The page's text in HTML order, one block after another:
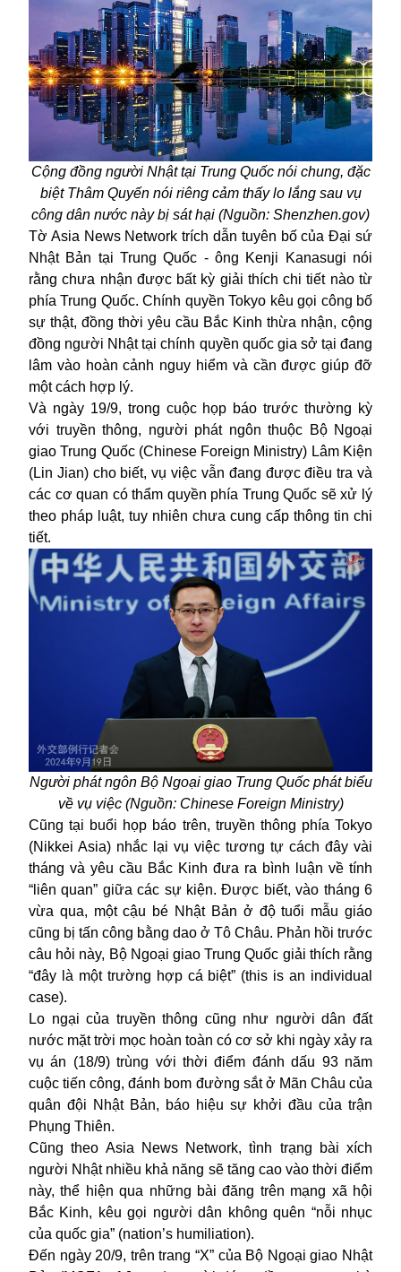
Cộng đồng người Nhật tại Trung Quốc nói chung, đặc
biệt Thâm Quyến nói riêng cảm thấy lo lắng sau vụ
công dân nước này bị sát hại (Nguồn: Shenzhen.gov)
Tờ Asia News Network trích dẫn tuyên bố của Đại sứ
Nhật Bản tại Trung Quốc - ông Kenji Kanasugi nói
rằng chưa nhận được bất kỳ giải thích chi tiết nào từ
phía Trung Quốc. Chính quyền Tokyo kêu gọi công bố
sự thật, đồng thời yêu cầu Bắc Kinh thừa nhận, cộng
đồng người Nhật tại chính quyền quốc gia sở tại đang
lâm vào hoàn cảnh nguy hiểm và cần được giúp đỡ
một cách hợp lý.
Và ngày 19/9, trong cuộc họp báo trước thường kỳ
với truyền thông, người phát ngôn thuộc Bộ Ngoại
giao Trung Quốc (Chinese Foreign Ministry) Lâm Kiện
(Lin Jian) cho biết, vụ việc vẫn đang được điều tra và
các cơ quan có thẩm quyền phía Trung Quốc sẽ xử lý
theo pháp luật, tuy nhiên chưa cung cấp thông tin chi
tiết.
Người phát ngôn Bộ Ngoại giao Trung Quốc phát biểu
về vụ việc (Nguồn: Chinese Foreign Ministry)
Cũng tại buổi họp báo trên, truyền thông phía Tokyo
(Nikkei Asia) nhắc lại vụ việc tương tự cách đây vài
tháng và yêu cầu Bắc Kinh đưa ra bình luận về tính
“liên quan” giữa các sự kiện. Được biết, vào tháng 6
vừa qua, một cậu bé Nhật Bản ở độ tuổi mẫu giáo
cũng bị tấn công bằng dao ở Tô Châu. Phản hồi trước
câu hỏi này, Bộ Ngoại giao Trung Quốc giải thích rằng
“đây là một trường hợp cá biệt” (this is an individual
case).
Lo ngại của truyền thông cũng như người dân đất
nước mặt trời mọc hoàn toàn có cơ sở khi ngày xảy ra
vụ án (18/9) trùng với thời điểm đánh dấu 93 năm
cuộc tiến công, đánh bom đường sắt ở Mãn Châu của
quân đội Nhật Bản, báo hiệu sự khởi đầu của trận
Phụng Thiên.
Cũng theo Asia News Network, tình trạng bài xích
người Nhật nhiều khả năng sẽ tăng cao vào thời điểm
này, thể hiện qua những bài đăng trên mạng xã hội
Bắc Kinh, kêu gọi người dân không quên “nỗi nhục
của quốc gia” (nation’s humiliation).
Đến ngày 20/9, trên trang “X” của Bộ Ngoại giao Nhật